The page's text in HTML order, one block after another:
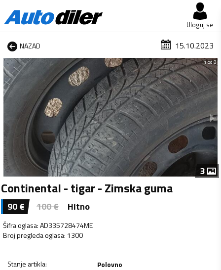
Uloguj se
NAZAD 15.10.2023
1 od 3
3
Continental - tigar - Zimska guma
90€ 100€ Hitno
Šifra oglasa:AD335728474ME
Broj pregleda oglasa: 1300
Stanje artikla:
Polovno